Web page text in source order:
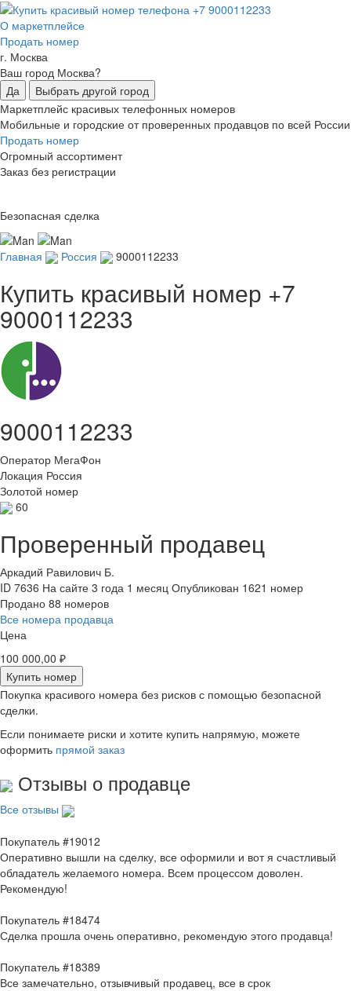
О маркетплейсе
Продать номер
г. Москва
Ваш город Москва?
Да
Выбрать другой город
Маркетплейс красивых телефонных номеров
Мобильные и городские от проверенных продавцов по всей России
Продать номер
Огромный ассортимент
Заказ без регистрации
Безопасная сделка
Главная Россия 9000112233
Купить красивый номер +7
9000112233
9000112233
Оператор МегаФон
Локация Россия
Золотой номер
60
Проверенный продавец
Аркадий Равилович Б.
ID 7636 На сайте 3 года 1 месяц Опубликован 1621 номер
Продано 88 номеров
Все номера продавца
Цена
100 000,00 ₽
Купить номер
Покупка красивого номера без рисков с помощью безопасной
сделки.
Если понимаете риски и хотите купить напрямую, можете
оформить прямой заказ
Отзывы о продавце
Все отзывы
Покупатель #19012
Оперативно вышли на сделку, все оформили и вот я счастливый
обладатель желаемого номера. Всем процессом доволен.
Рекомендую!
Покупатель #18474
Сделка прошла очень оперативно, рекомендую этого продавца!
Покупатель #18389
Все замечательно, отзывчивый продавец, все в срок